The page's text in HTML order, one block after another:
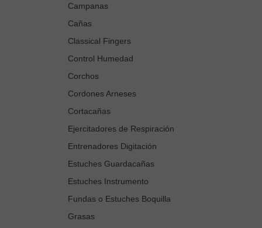
Campanas
Cañas
Classical Fingers
Control Humedad
Corchos
Cordones Arneses
Cortacañas
Ejercitadores de Respiración
Entrenadores Digitación
Estuches Guardacañas
Estuches Instrumento
Fundas o Estuches Boquilla
Grasas